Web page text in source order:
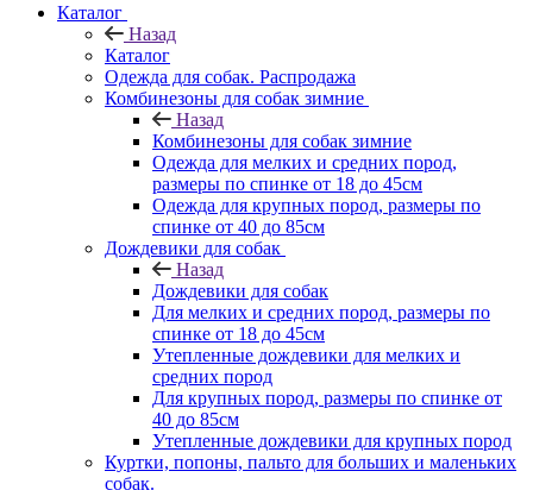
Каталог
Назад
Каталог
Одежда для собак. Распродажа
Комбинезоны для собак зимние
Назад
Комбинезоны для собак зимние
Одежда для мелких и средних пород,
размеры по спинке от 18 до 45см
Одежда для крупных пород, размеры по
спинке от 40 до 85см
Дождевики для собак
Назад
Дождевики для собак
Для мелких и средних пород, размеры по
спинке от 18 до 45см
Утепленные дождевики для мелких и
средних пород
Для крупных пород, размеры по спинке от
40 до 85см
Утепленные дождевики для крупных пород
Куртки, попоны, пальто для больших и маленьких
собак.